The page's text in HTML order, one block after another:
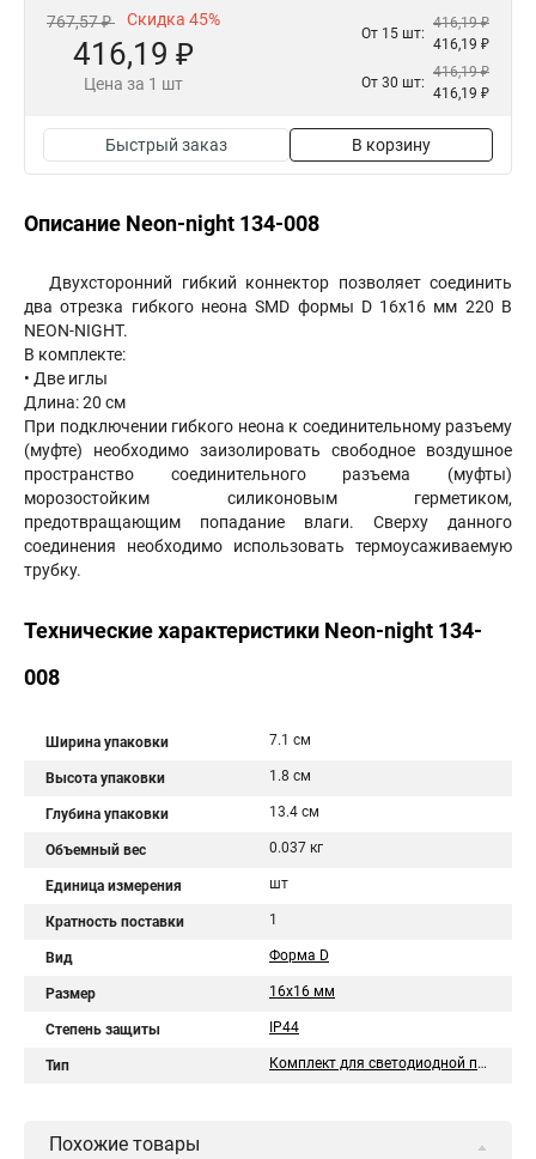
767,57 ₽ Скидка 45%
416,19 ₽
Цена за 1 шт
От 15 шт:
416,19 ₽
416,19 ₽
От 30 шт:
416,19 ₽
416,19 ₽
Быстрый заказ В корзину
Описание Neon-night 134-008
Двухсторонний гибкий коннектор позволяет соединить
два отрезка гибкого неона SMD формы D 16х16 мм 220 В
NEON-NIGHT.
В комплекте:
• Две иглы
Длина: 20 см
При подключении гибкого неона к соединительному разъему
(муфте) необходимо заизолировать свободное воздушное
пространство соединительного разъема (муфты)
морозостойким силиконовым герметиком,
предотвращающим попадание влаги. Сверху данного
соединения необходимо использовать термоусаживаемую
трубку.
Технические характеристики Neon-night 134-
008
Ширина упаковки 7.1 см
Высота упаковки 1.8 см
Глубина упаковки 13.4 см
Объемный вес 0.037 кг
Единица измерения шт
Кратность поставки 1
Вид Форма D
Размер 16x16 мм
Степень защиты IP44
Тип Комплект для светодиодной подсветки
Похожие товары